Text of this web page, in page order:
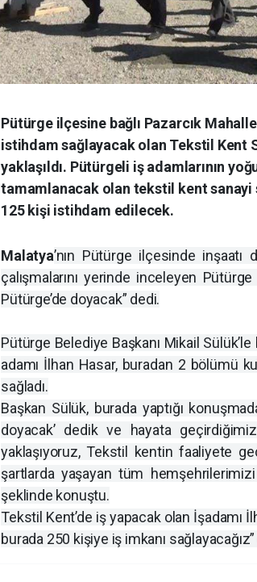
Pütürge ilçesine bağlı Pazarcık
istihdam sağlayacak olan Tekstil Kent
yaklaşıldı. Pütürgeli iş adamlarının
tamamlanacak olan tekstil kent
125 kişi istihdam edilecek.
Malatya’nın Pütürge ilçesinde
çalışmalarını yerinde inceleyen
Pütürge’de doyacak” dedi.
Pütürge Belediye Başkanı Mikail
adamı İlhan Hasar, buradan 2 bölümü
sağladı.
Başkan Sülük, burada yaptığı
doyacak’ dedik ve hayata
yaklaşıyoruz, Tekstil kentin faaliyete
şartlarda yaşayan tüm
şeklinde konuştu.
Tekstil Kent’de iş yapacak olan İşadamı
burada 250 kişiye iş imkanı